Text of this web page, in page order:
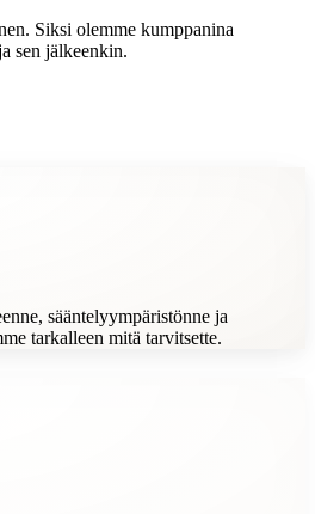
Siksi olemme kumppanina
sen jälkeenkin.
sääntelyympäristönne ja
tarkalleen mitä tarvitsette.